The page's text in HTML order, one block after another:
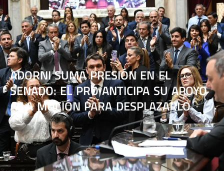
ADORNI SUMA PRESIÓN EN EL
SENADO: EL PRO ANTICIPA SU APOYO
A LA MOCIÓN PARA DESPLAZARLO